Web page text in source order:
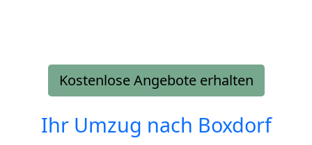
Kostenlose Angebote erhalten
Ihr Umzug nach Boxdorf